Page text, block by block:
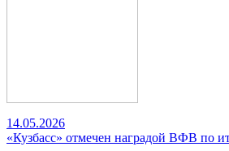
14.05.2026
«Кузбасс» отмечен наградой ВФВ по